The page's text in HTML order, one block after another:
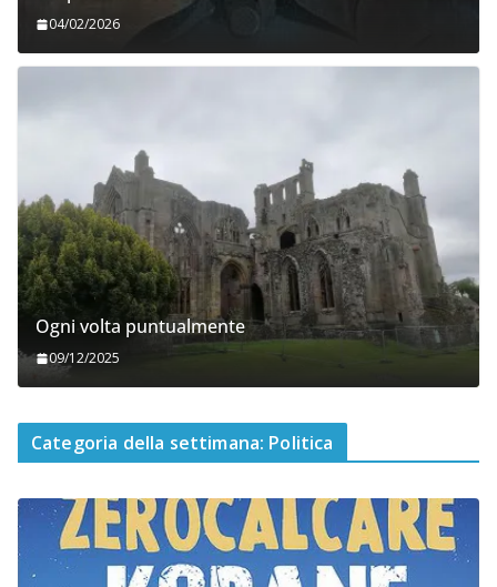
04/02/2026
Ogni volta puntualmente
09/12/2025
Categoria della settimana: Politica